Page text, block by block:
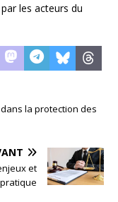
les acteurs du
la protection des
et